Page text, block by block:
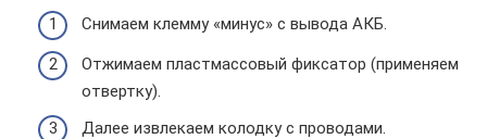
Снимаем клемму «минус» с вывода АКБ.
Отжимаем пластмассовый фиксатор (применяем
отвертку).
Далее извлекаем колодку с проводами.